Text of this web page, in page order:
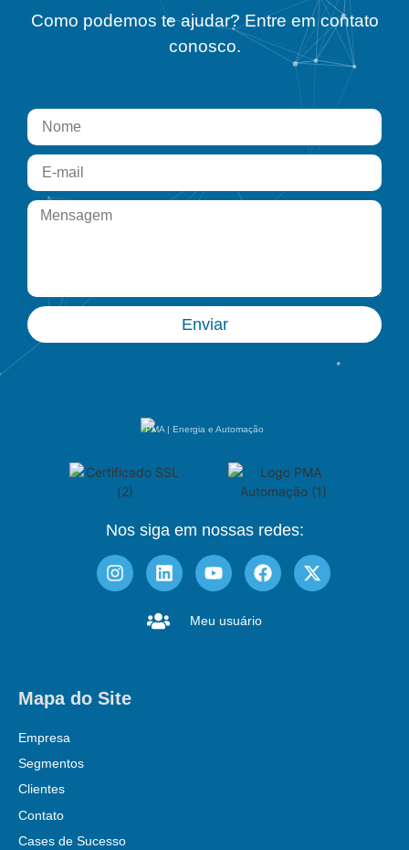
Como podemos te ajudar? Entre em contato
conosco.
Enviar
PMA | Energia e Automação
Nos siga em nossas redes:
Meu usuário
Mapa do Site
Empresa
Segmentos
Clientes
Contato
Cases de Sucesso